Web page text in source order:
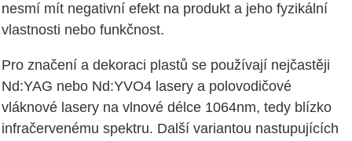
nesmí mít negativní efekt na produkt a jeho fyzikální
vlastnosti nebo funkčnost.
Pro značení a dekoraci plastů se používají nejčastěji
Nd:YAG nebo Nd:YVO4 lasery a polovodičové
vláknové lasery na vlnové délce 1064nm, tedy blízko
infračervenému spektru. Další variantou nastupujících